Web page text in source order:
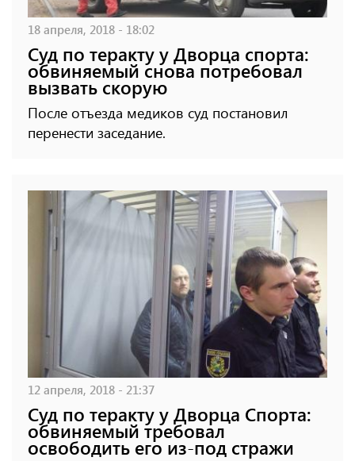
18 апреля, 2018 - 18:02
Суд по теракту у Дворца спорта:
обвиняемый снова потребовал
вызвать скорую
После отъезда медиков суд постановил
перенести заседание.
12 апреля, 2018 - 21:37
Суд по теракту у Дворца Спорта:
обвиняемый требовал
освободить его из-под стражи